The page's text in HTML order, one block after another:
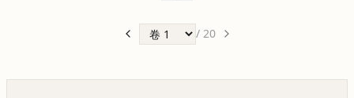
/ 20